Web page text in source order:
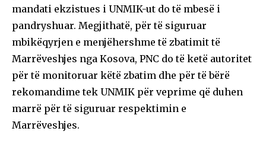
mandati ekzistues i UNMIK-ut do të mbesë i
pandryshuar. Megjithatë, për të siguruar
mbikëqyrjen e menjëhershme të zbatimit të
Marrëveshjes nga Kosova, PNC do të ketë autoritet
për të monitoruar këtë zbatim dhe për të bërë
rekomandime tek UNMIK për veprime që duhen
marrë për të siguruar respektimin e
Marrëveshjes.